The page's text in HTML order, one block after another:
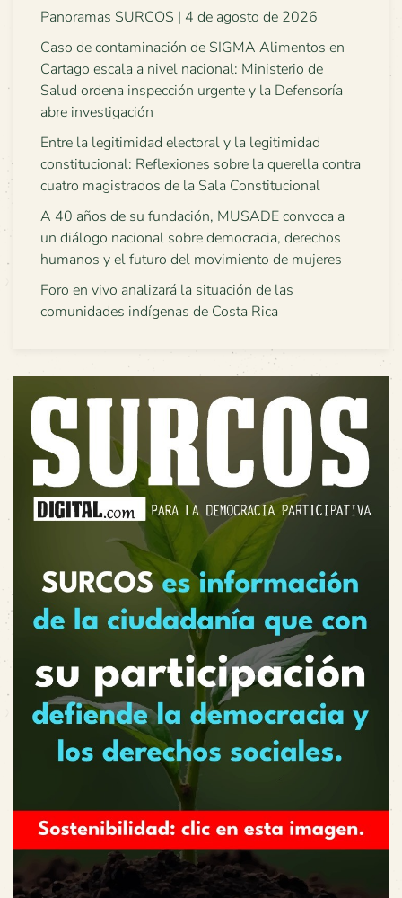
Panoramas SURCOS | 4 de agosto de 2026
Caso de contaminación de SIGMA Alimentos en
Cartago escala a nivel nacional: Ministerio de
Salud ordena inspección urgente y la Defensoría
abre investigación
Entre la legitimidad electoral y la legitimidad
constitucional: Reflexiones sobre la querella contra
cuatro magistrados de la Sala Constitucional
A 40 años de su fundación, MUSADE convoca a
un diálogo nacional sobre democracia, derechos
humanos y el futuro del movimiento de mujeres
Foro en vivo analizará la situación de las
comunidades indígenas de Costa Rica